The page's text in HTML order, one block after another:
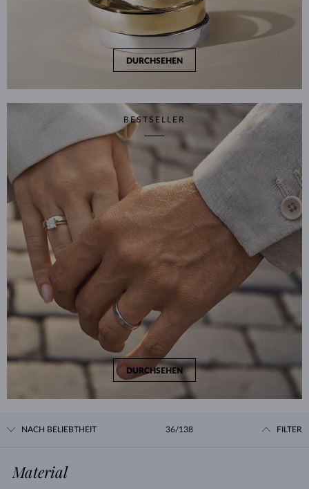
DURCHSEHEN
BESTSELLER
DURCHSEHEN
NACH BELIEBTHEIT 36/138 FILTER
Material